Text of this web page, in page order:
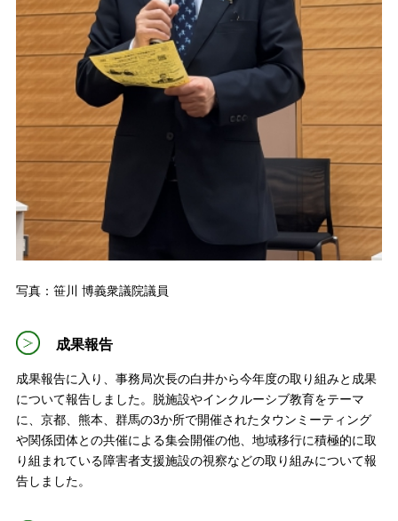
写真：笹川 博義衆議院議員
成果報告
成果報告に入り、事務局次長の白井から今年度の取り組みと成果
について報告しました。脱施設やインクルーシブ教育をテーマ
に、京都、熊本、群馬の3か所で開催されたタウンミーティング
や関係団体との共催による集会開催の他、地域移行に積極的に取
り組まれている障害者支援施設の視察などの取り組みについて報
告しました。